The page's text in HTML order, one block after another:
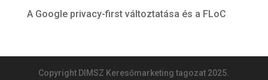
A Google privacy-first változtatása és a FLoC
Copyright DIMSZ Keresőmarketing tagozat 2025.